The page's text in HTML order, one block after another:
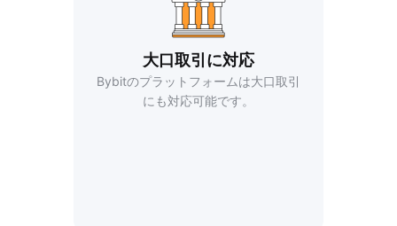
大口取引に対応
Bybitのプラットフォームは大口取引
にも対応可能です。